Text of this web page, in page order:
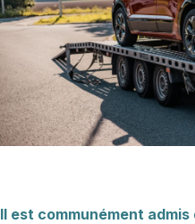
Il est communément